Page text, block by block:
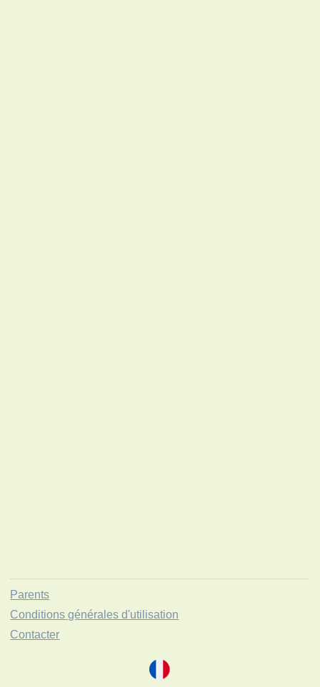
Parents
Conditions générales d'utilisation
Contacter